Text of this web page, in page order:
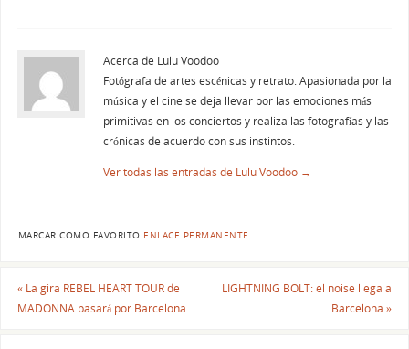
Acerca de Lulu Voodoo
Fotógrafa de artes escénicas y retrato. Apasionada por la
música y el cine se deja llevar por las emociones más
primitivas en los conciertos y realiza las fotografías y las
crónicas de acuerdo con sus instintos.
Ver todas las entradas de Lulu Voodoo →
MARCAR COMO FAVORITO ENLACE PERMANENTE.
«La gira REBEL HEART TOUR de
MADONNA pasará por Barcelona
LIGHTNING BOLT: el noise llega a
Barcelona»